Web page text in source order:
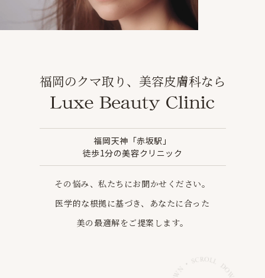
福岡のクマ取り、美容皮膚科なら
福岡天神「赤坂駅」
徒歩1分の美容クリニック
その悩み、私たちにお聞かせください。
医学的な根拠に基づき、あなたに合った
美の最適解をご提案します。